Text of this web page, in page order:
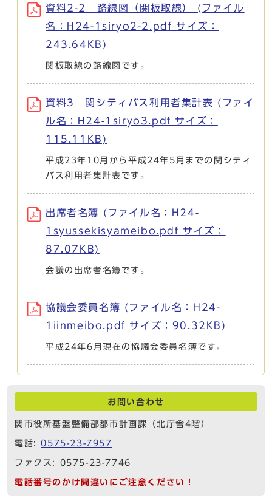
資料2-2 路線図（関板取線） (ファイル
名：H24-1siryo2-2.pdf サイズ：
243.64KB)
関板取線の路線図です。
資料3 関シティバス利用者集計表 (ファイ
ル名：H24-1siryo3.pdf サイズ：
115.11KB)
平成23年10月から平成24年5月までの関シティ
バス利用者集計表です。
出席者名簿 (ファイル名：H24-
1syussekisyameibo.pdf サイズ：
87.07KB)
会議の出席者名簿です。
協議会委員名簿 (ファイル名：H24-
1iinmeibo.pdf サイズ：90.32KB)
平成24年6月現在の協議会委員名簿です。
お問い合わせ
関市役所基盤整備部都市計画課（北庁舎4階）
電話:0575-23-7957
ファクス: 0575-23-7746
電話番号のかけ間違いにご注意ください！